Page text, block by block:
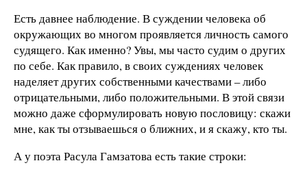
Есть давнее наблюдение. В суждении человека об
окружающих во многом проявляется личность самого
судящего. Как именно? Увы, мы часто судим о других
по себе. Как правило, в своих суждениях человек
наделяет других собственными качествами – либо
отрицательными, либо положительными. В этой связи
можно даже сформулировать новую пословицу: скажи
мне, как ты отзываешься о ближних, и я скажу, кто ты.
А у поэта Расула Гамзатова есть такие строки: